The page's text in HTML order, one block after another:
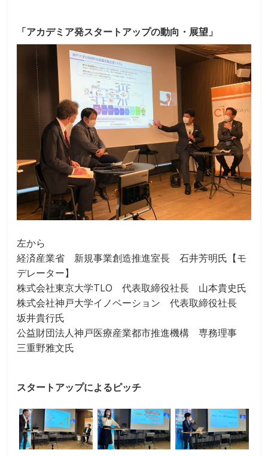
「アカデミア発スタートアップの動向・展望」
左から
経済産業省 新規事業創造推進室長 石井芳明氏【モ
デレーター】
株式会社東京大学TLO 代表取締役社長 山本貴史氏
株式会社神戸大学イノベーション 代表取締役社長
坂井貴行氏
公益財団法人神戸医療産業都市推進機構 専務理事
三重野雅文氏
スタートアップによるピッチ